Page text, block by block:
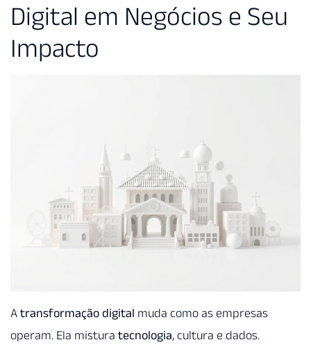
Digital em Negócios e Seu
Impacto
A transformação digital muda como as empresas
operam. Ela mistura tecnologia, cultura e dados.